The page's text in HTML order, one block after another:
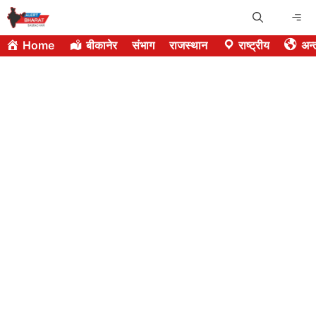
Skip
to
content
Home बीकानेर संभाग राजस्थान राष्ट्रीय